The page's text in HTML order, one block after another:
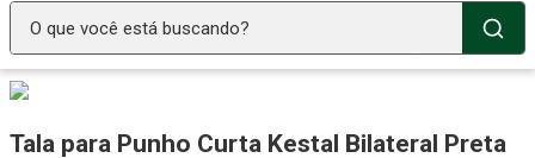
O que você está buscando?
Tala para Punho Curta Kestal Bilateral Preta